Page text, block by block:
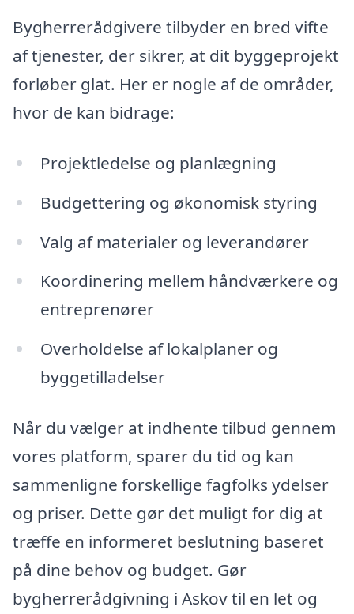
Bygherrerådgivere tilbyder en bred vifte
af tjenester, der sikrer, at dit byggeprojekt
forløber glat. Her er nogle af de områder,
hvor de kan bidrage:
Projektledelse og planlægning
Budgettering og økonomisk styring
Valg af materialer og leverandører
Koordinering mellem håndværkere og
entreprenører
Overholdelse af lokalplaner og
byggetilladelser
Når du vælger at indhente tilbud gennem
vores platform, sparer du tid og kan
sammenligne forskellige fagfolks ydelser
og priser. Dette gør det muligt for dig at
træffe en informeret beslutning baseret
på dine behov og budget. Gør
bygherrerådgivning i Askov til en let og